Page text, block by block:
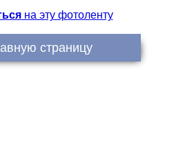
на эту фотоленту
страницу